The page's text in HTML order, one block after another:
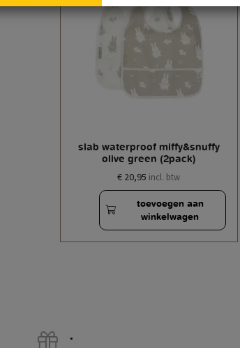
slab waterproof miffy&snuffy
olive green (2pack)
€ 20,95 incl. btw
toevoegen aan
winkelwagen
.